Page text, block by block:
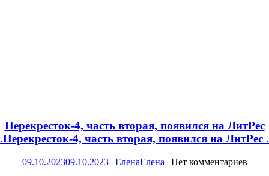
Перекресток-4, часть вторая, появился на ЛитРес
.Перекресток-4, часть вторая, появился на ЛитРес .
09.10.202309.10.2023 | ЕленаЕлена | Нет комментариев